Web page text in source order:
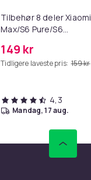
Tilbehør 8 deler
Max/S6 Pure/S6
149 kr
Tidligere laveste pris: 159 kr
4,3
mandag, 17 aug.